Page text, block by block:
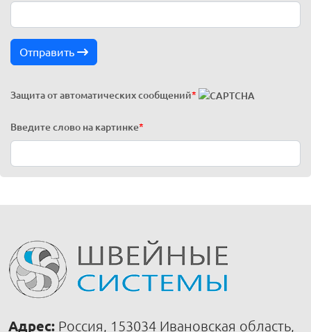
Отправить
Защита от автоматических сообщений*
Введите слово на картинке*
Адрес: Россия, 153034 Ивановская область,